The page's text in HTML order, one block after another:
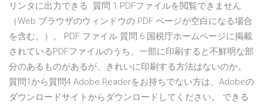
リンタに出力できる 質問 1 PDFファイルを閲覧できません
（Web ブラウザのウィンドウの PDF ページが空白になる場合
を含む。）。 PDF ファイル 質問 6 国税庁ホームページに掲載
されているPDFファイルのうち、一部に印刷すると不鮮明な部
分のあるものがあるが、きれいに印刷する方法はないのか。
質問1から質問4 Adobe Readerをお持ちでない方は、Adobeの
ダウンロードサイトからダウンロードしてください。 できる